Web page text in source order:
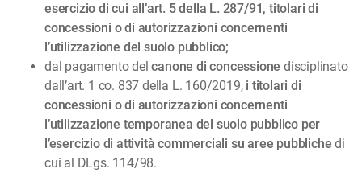
esercizio di cui all’art. 5 della L. 287/91, titolari di
concessioni o di autorizzazioni concernenti
l’utilizzazione del suolo pubblico;
dal pagamento del canone di concessione disciplinato
dall’art. 1 co. 837 della L. 160/2019,i titolari di
concessioni o di autorizzazioni concer­nenti
l’utilizzazione temporanea del suolo pubblico per
l’esercizio di attività commerciali su aree pubblichedi
cui al DLgs. 114/98.